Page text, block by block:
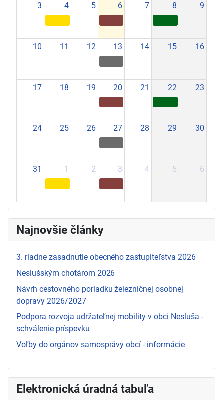
3 4 5 6 7 8 9
10 11 12 13 14 15 16
17 18 19 20 21 22 23
24 25 26 27 28 29 30
31 1 2 3 4 5 6
Najnovšie články
3. riadne zasadnutie obecného zastupiteľstva 2026
Neslušským chotárom 2026
Návrh cestovného poriadku železničnej osobnej
dopravy 2026/2027
Podpora rozvoja udržateľnej mobility v obci Nesluša -
schválenie príspevku
Voľby do orgánov samosprávy obcí - informácie
Elektronická úradná tabuľa